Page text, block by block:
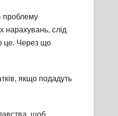
проблему
нарахувань, слід
це. Через що
якщо подадуть